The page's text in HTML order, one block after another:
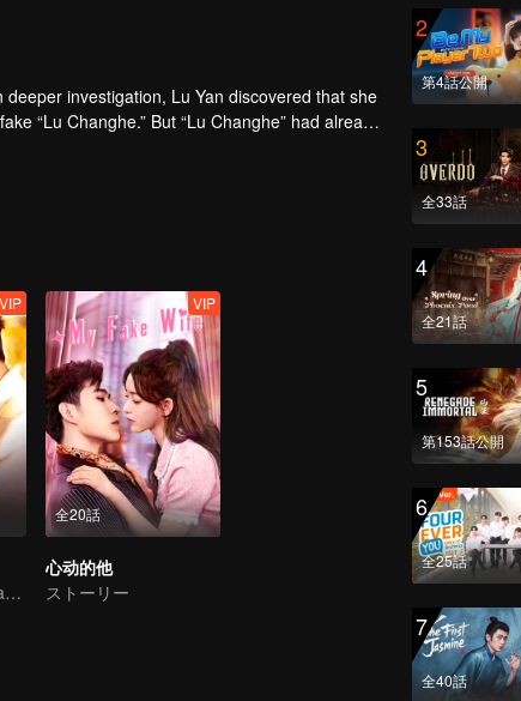
investigation, Lu Yan discovered that she
“Lu Changhe.” But “Lu Changhe” had already
VIP
Lure you into the trap with love as bait
全20話
VIP
心动的他
ストーリー
2
第4話公開
3
全33話
4
全21話
5
第153話公開
6
全25話
7
全40話